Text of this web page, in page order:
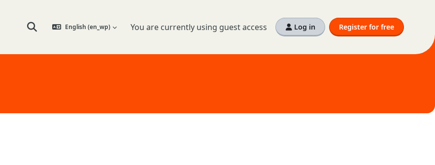
Toggle search input
English ‎(en_wp)‎ You are currently using guest access Log in Register for free